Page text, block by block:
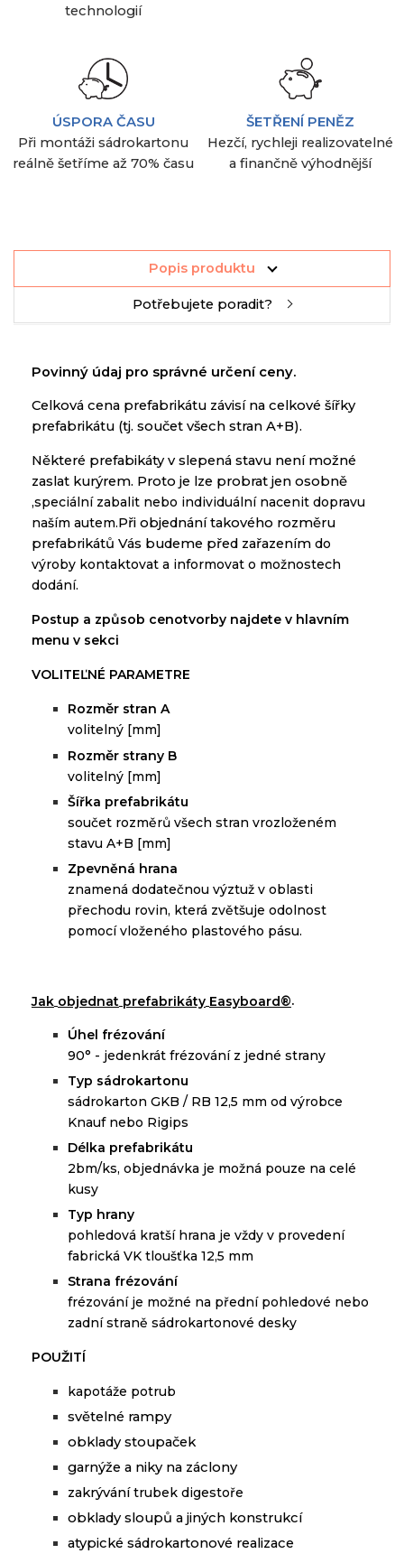
technologií
ÚSPORA ČASU
Při montáži sádrokartonu
reálně šetříme až 70% času
ŠETŘENÍ PENĚZ
Hezčí, rychleji realizovatelné
a finančně výhodnější
Popis produktu
Potřebujete poradit?
Povinný údaj pro správné určení ceny.
Celková cena prefabrikátu závisí na celkové šířky
prefabrikátu (tj. součet všech stran A+B).
Některé prefabikáty v slepená stavu není možné
zaslat kurýrem. Proto je lze probrat jen osobně
,speciální zabalit nebo individuální nacenit dopravu
naším autem.Při objednání takového rozměru
prefabrikátů Vás budeme před zařazením do
výroby kontaktovat a informovat o možnostech
dodání.
Postup a způsob cenotvorby najdete v hlavním
menu v sekci
VOLITEĽNÉ PARAMETRE
Rozměr stran A
volitelný [mm]
Rozměr strany B
volitelný [mm]
Šířka prefabrikátu
součet rozměrů všech stran vrozloženém
stavu A+B [mm]
Zpevněná hrana
znamená dodatečnou výztuž v oblasti
přechodu rovin, která zvětšuje odolnost
pomocí vloženého plastového pásu.
Jak objednat prefabrikáty Easyboard®.
Úhel frézování
90° - jedenkrát frézování z jedné strany
Typ sádrokartonu
sádrokarton GKB / RB 12,5 mm od výrobce
Knauf nebo Rigips
Délka prefabrikátu
2bm/ks, objednávka je možná pouze na celé
kusy
Typ hrany
pohledová kratší hrana je vždy v provedení
fabrická VK tloušťka 12,5 mm
Strana frézování
frézování je možné na přední pohledové nebo
zadní straně sádrokartonové desky
POUŽITÍ
kapotáže potrub
světelné rampy
obklady stoupaček
garnýže a niky na záclony
zakrývánítrubek digestoře
obklady sloupů a jiných konstrukcí
atypické sádrokartonové realizace